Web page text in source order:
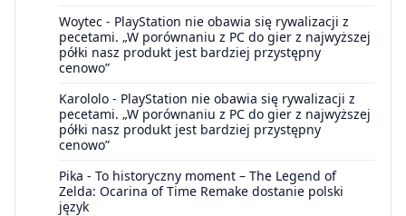
Woytec - PlayStation nie obawia się rywalizacji z
pecetami. „W porównaniu z PC do gier z najwyższej
półki nasz produkt jest bardziej przystępny
cenowo”
Karololo - PlayStation nie obawia się rywalizacji z
pecetami. „W porównaniu z PC do gier z najwyższej
półki nasz produkt jest bardziej przystępny
cenowo”
Pika - To historyczny moment – The Legend of
Zelda: Ocarina of Time Remake dostanie polski
język